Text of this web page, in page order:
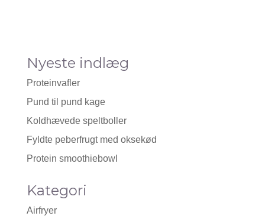
Nyeste indlæg
Proteinvafler
Pund til pund kage
Koldhævede speltboller
Fyldte peberfrugt med oksekød
Protein smoothiebowl
Kategori
Airfryer